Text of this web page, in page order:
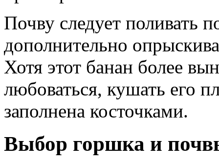
Почву следует поливать
дополнительно
Хотя этот банан более
любоваться, кушать его
заполнена косточками.
Выбор горшка и